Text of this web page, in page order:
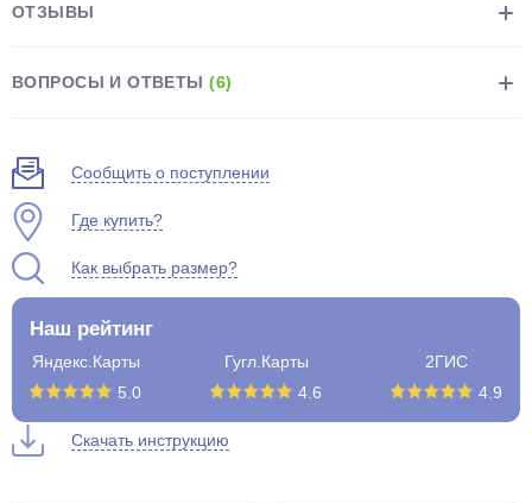
ОТЗЫВЫ
ВОПРОСЫ И ОТВЕТЫ(6)
Сообщить о поступлении
Где купить?
Как выбрать размер?
Наш рейтинг
Яндекс.Карты
5.0
Гугл.Карты
4.6
2ГИС
4.9
Скачать инструкцию